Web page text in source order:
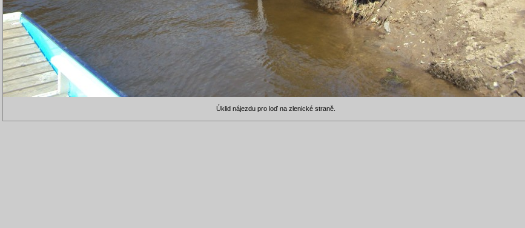
Úklid nájezdu pro loď na zlenické straně.